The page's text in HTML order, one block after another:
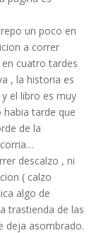
un poco en
a correr
cuatro tardes
, la historia es
el libro es muy
habia tarde que
de la
descalzo , ni
( calzo
algo de
trastienda de las
deja asombrado.